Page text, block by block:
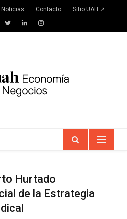
Noticias Contacto Sitio UAH ↗
TwitterLinkedInInstagram
Hurtado
de la Estrategia